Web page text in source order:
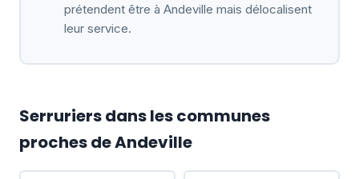
prétendent être à Andeville mais délocalisent
leur service.
Serruriers dans les communes
proches de Andeville